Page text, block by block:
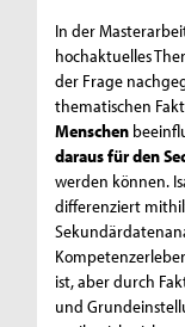
In der
hochaktuelles
der Frage
thematischen
Menschen
daraus für den
werden können.
differenziert
ist, aber durch
und